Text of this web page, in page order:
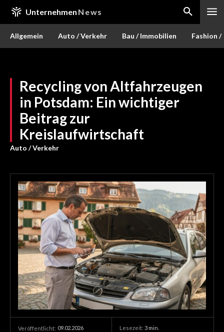
Unternehmen News
Allgemein Auto / Verkehr Bau / Immobilien Fashion /
Recycling von Altfahrzeugen
in Potsdam: Ein wichtiger
Beitrag zur
Kreislaufwirtschaft
Auto / Verkehr
Veröffentlicht: 09.02.2026 Lesezeit: 3 min.